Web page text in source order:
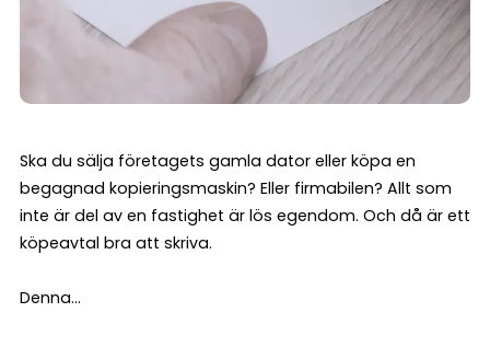
Ska du sälja företagets gamla dator eller köpa en
begagnad kopieringsmaskin? Eller firmabilen? Allt som
inte är del av en fastighet är lös egendom. Och då är ett
köpeavtal bra att skriva.
Denna...